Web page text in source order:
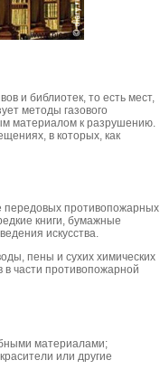
и библиотек, то есть мест,
методы газового
материалом к разрушению.
в которых, как
передовых противопожарных
книги, бумажные
искусства.
пены и сухих химических
части противопожарной
материалами;
или другие